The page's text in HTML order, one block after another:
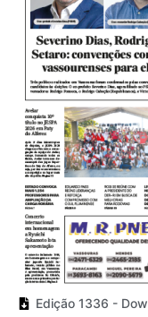
Edição 1336 -